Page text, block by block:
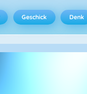
Geschick Denk